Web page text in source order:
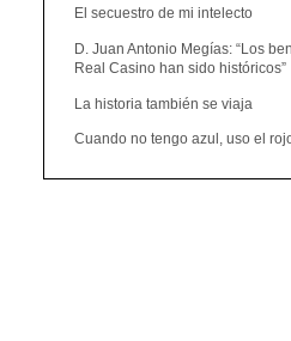
El secuestro de mi intelecto
D. Juan Antonio Megías: “Los
Real Casino han sido históricos”
La historia también se viaja
Cuando no tengo azul, uso el